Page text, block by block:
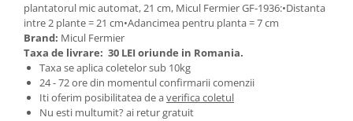
Semanatori
Masini batut stalpi si accesorii
Roabe & accesorii
Casute gradina si cutii depozitare
Mobilier gradina
plantatorul mic automat, 21 cm, Micul Fermier GF-1936:•Distanta
intre 2 plante = 21 cm•Adancimea pentru planta = 7 cm
Brand: Micul Fermier
Taxa de livrare: 30 LEI oriunde in Romania.
Taxa se aplica coletelor sub 10kg
24 - 72 ore din momentul confirmarii comenzii
Iti oferim posibilitatea de averifica coletul
Nu esti multumit? ai retur gratuit